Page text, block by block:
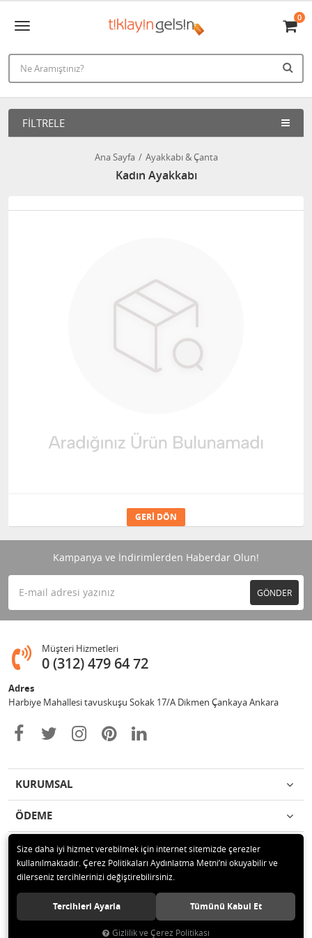
0
FILTRELE
Ana Sayfa Ayakkabı & Çanta
Kadın Ayakkabı
GERI DÖN
Kampanya ve İndirimlerden Haberdar Olun!
GÖNDER
Müşteri Hizmetleri
0 (312) 479 64 72
Adres
Harbiye Mahallesi tavuskuşu Sokak 17/A Dikmen Çankaya Ankara
KURUMSAL
ÖDEME
İLETİŞİM
© 2020 2Y BİLİŞİM İÇ VE DIŞ TİCARET LTD. ŞTİ. Tüm hakları saklıdır.
Size daha iyi hizmet verebilmek için internet sitemizde çerezler
kullanılmaktadır. Çerez Politikaları Aydınlatma Metni’ni okuyabilir ve
dilerseniz tercihlerinizi değiştirebilirsiniz.
Tercihleri Ayarla Tümünü Kabul Et
Gizlilik ve Çerez Politikası